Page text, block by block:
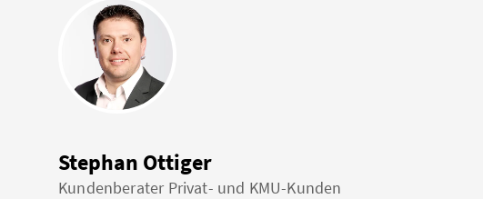
Stephan Ottiger
Kundenberater Privat- und KMU-Kunden